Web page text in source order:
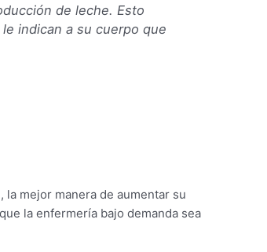
de leche. Esto
indican a su cuerpo que
mejor manera de aumentar su
la enfermería bajo demanda sea